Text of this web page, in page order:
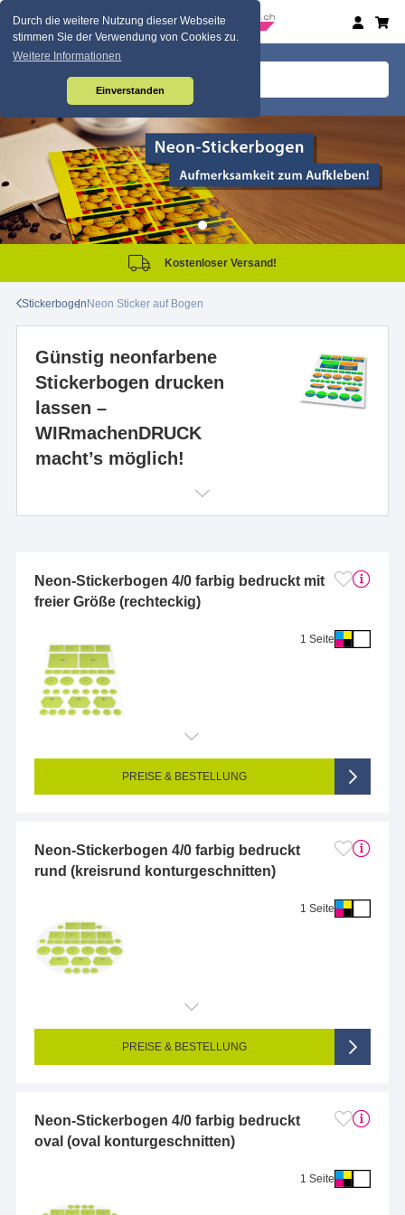
Durch die weitere Nutzung dieser Webseite
stimmen Sie der Verwendung von Cookies zu.
Weitere Informationen
Einverstanden
Kostenloser Versand!
StickerbogenNeon Sticker auf Bogen
Günstig neonfarbene
Stickerbogen drucken
lassen –
WIRmachenDRUCK
macht’s möglich!
Neon-Stickerbogen 4/0 farbig bedruckt mit
freier Größe (rechteckig)
1 Seite
Endformat (bedruckte Fläche): 5.5 x 5.5 cm
Seitigkeit: 1-seitig (Vorderseite bedruckt, Rückseite unbedruckt)
4/0-farbig CMYK (vollfarbig bedruckt)
PREISE & BESTELLUNG
Neon-Stickerbogen 4/0 farbig bedruckt
rund (kreisrund konturgeschnitten)
1 Seite
Endformat (bedruckte Fläche): 5.5 x 5.5 cm
Seitigkeit: 1-seitig (Vorderseite bedruckt, Rückseite unbedruckt)
4/0-farbig CMYK (vollfarbig bedruckt)
PREISE & BESTELLUNG
Neon-Stickerbogen 4/0 farbig bedruckt
oval (oval konturgeschnitten)
1 Seite